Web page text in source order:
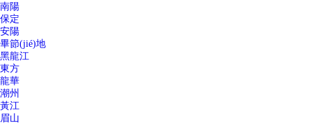
南陽
保定
安陽
畢節(jié)地
黑龍江
東方
龍華
潮州
黃江
眉山